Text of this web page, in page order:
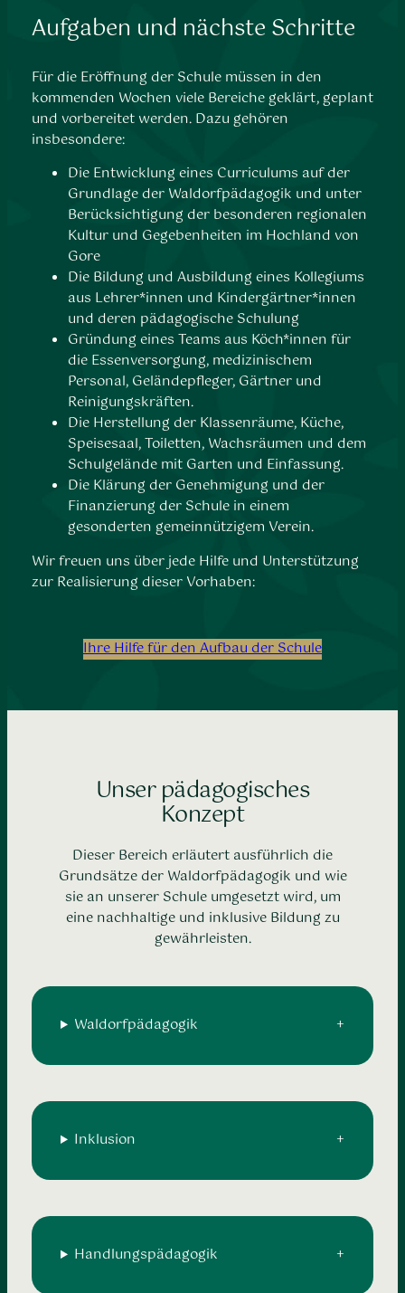
Aufgaben und nächste Schritte
Für die Eröffnung der Schule müssen in den
kommenden Wochen viele Bereiche geklärt, geplant
und vorbereitet werden. Dazu gehören
insbesondere:
Die Entwicklung eines Curriculums auf der
Grundlage der Waldorfpädagogik und unter
Berücksichtigung der besonderen regionalen
Kultur und Gegebenheiten im Hochland von
Gore
Die Bildung und Ausbildung eines Kollegiums
aus Lehrer*innen und Kindergärtner*innen
und deren pädagogische Schulung
Gründung eines Teams aus Köch*innen für
die Essenversorgung, medizinischem
Personal, Geländepfleger, Gärtner und
Reinigungskräften.
Die Herstellung der Klassenräume, Küche,
Speisesaal, Toiletten, Wachsräumen und dem
Schulgelände mit Garten und Einfassung.
Die Klärung der Genehmigung und der
Finanzierung der Schule in einem
gesonderten gemeinnützigem Verein.
Wir freuen uns über jede Hilfe und Unterstützung
zur Realisierung dieser Vorhaben:
Ihre Hilfe für den Aufbau der Schule
Unser pädagogisches
Konzept
Dieser Bereich erläutert ausführlich die
Grundsätze der Waldorfpädagogik und wie
sie an unserer Schule umgesetzt wird, um
eine nachhaltige und inklusive Bildung zu
gewährleisten.
Waldorfpädagogik
Inklusion
Handlungspädagogik